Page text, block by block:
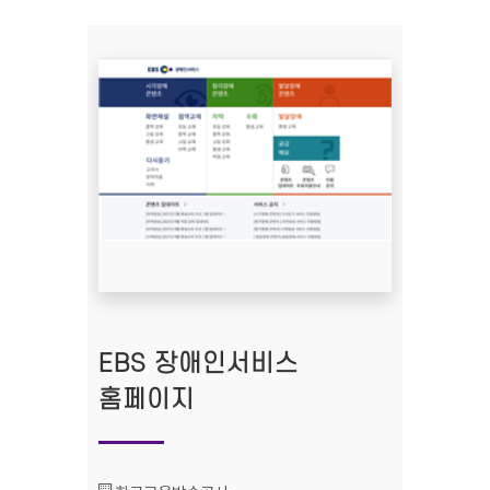
EBS 장애인서비스
홈페이지